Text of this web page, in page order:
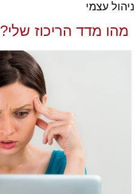
ניהול עצמי
מהו מדד הריכוז שלי?